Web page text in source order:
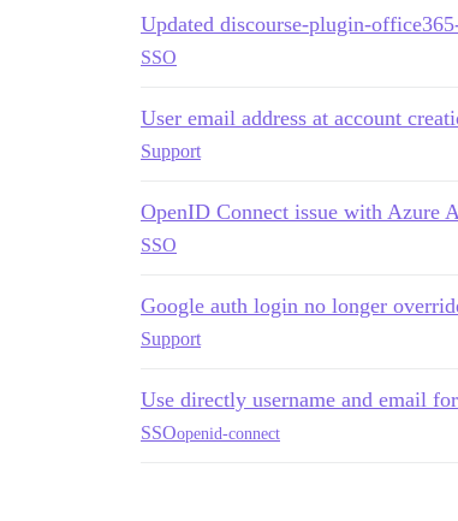
Updated discourse-plugin-
SSO
User email address at account
Support
OpenID Connect issue with Azure
SSO
Google auth login no longer
Support
Use directly username and email
SSOopenid-connect